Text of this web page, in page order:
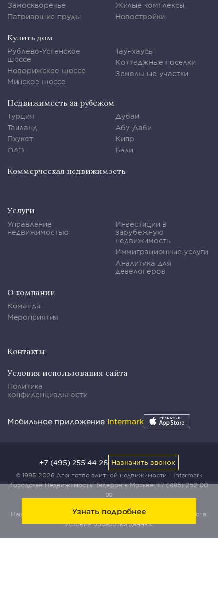
Узнать подробнее
Замоскворечье
Патриаршие пруды
Жилые комплексы
Новостройки
Купить дом
Рублево-Успенское
шоссе
Новорижское шоссе
Минское шоссе
Таунхаусы
Коттеджные поселки
Земельные участки
Недвижимость за рубежом
Турция
Таиланд
Пхукет
ОАЭ
Дубаи
Абу-Даби
Кипр
Бали
Коммерческая недвижимость
Услуги
Управление
недвижимостью
Инвестиции в
зарубежную
недвижимость
Иммиграционные услуги
Аналитика для
девелоперов
О компании
Команда
Мероприятия
Контакты
Условия использования сайта
Политика
конфиденциальности
Мобильное приложение Intermark
© 1995-2026 Агентство элитной недвижимости - Intermark
Городская Недвижимость. Телефон в Москве:+7 (495) 252 00
99
Наш сайт защищен с помощью сервиса Yandex SmartCaptcha:
Условия обработки данных.
+7 (495) 255 44 26 Назначить звонок